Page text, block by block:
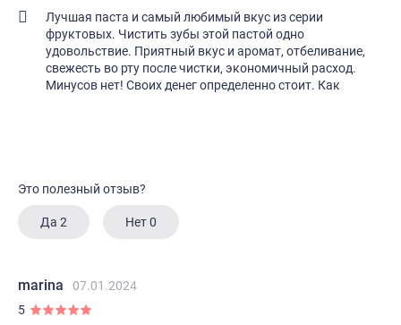
Лучшая паста и самый любимый вкус из серии
фруктовых. Чистить зубы этой пастой одно
удовольствие. Приятный вкус и аромат, отбеливание,
свежесть во рту после чистки, экономичный расход.
Минусов нет! Своих денег определенно стоит. Как
Это полезный отзыв?
Да 2 Нет0
marina
07.01.2024
5